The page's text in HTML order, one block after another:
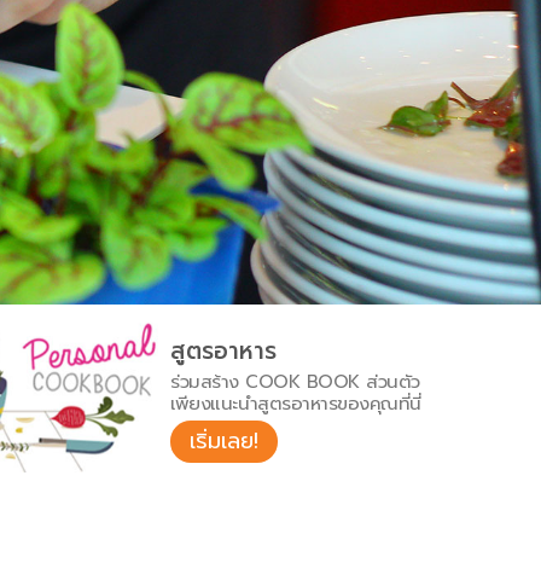
สูตรอาหาร
ร่วมสร้าง COOK BOOK ส่วนตัว
เพียงแนะนำสูตรอาหารของคุณที่นี่
เริ่มเลย!